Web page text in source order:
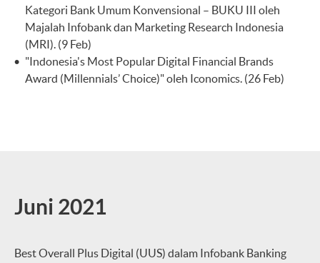
Kategori Bank Umum Konvensional – BUKU III oleh
Majalah Infobank dan Marketing Research Indonesia
(MRI). (9 Feb)
"Indonesia's Most Popular Digital Financial Brands
Award (Millennials’ Choice)" oleh Iconomics. (26 Feb)
Juni 2021
Best Overall Plus Digital (UUS) dalam Infobank Banking